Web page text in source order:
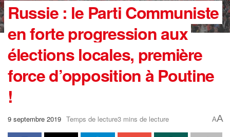
Russie : le Parti Communiste
en forte progression aux
élections locales, première
force d’opposition à Poutine
!
9 septembre 2019 Temps de lecture3 mins de lecture AA